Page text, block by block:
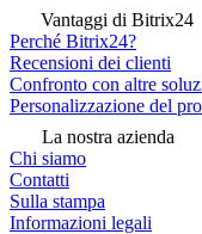
Vantaggi di Bitrix24
Perché Bitrix24?
Recensioni dei clienti
Confronto con altre
Personalizzazione del
La nostra azienda
Chi siamo
Contatti
Sulla stampa
Informazioni legali